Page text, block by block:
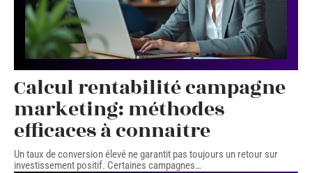
Calcul rentabilité campagne
marketing: méthodes
efficaces à connaître
Un taux de conversion élevé ne garantit pas toujours un retour sur
investissement positif. Certaines campagnes…